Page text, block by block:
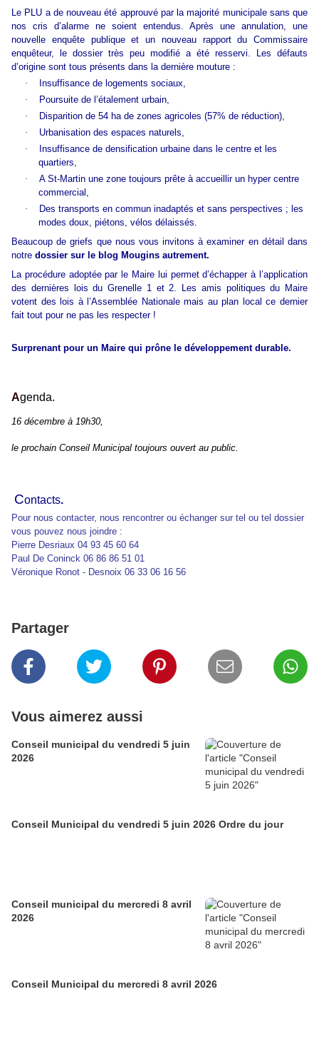
Le PLU a de nouveau été approuvé par la majorité municipale sans que
nos cris d’alarme ne soient entendus. Après une annulation, une
nouvelle enquête publique et un nouveau rapport du Commissaire
enquêteur, le dossier très peu modifié a été resservi. Les défauts
d’origine sont tous présents dans la dernière mouture :
·
Insuffisance de logements sociaux,
·
Poursuite de l’étalement urbain,
·
Disparition de 54 ha de zones agricoles (57% de réduction),
·
Urbanisation des espaces naturels,
·
Insuffisance de densification urbaine dans le centre et les
quartiers,
·
A St-Martin une zone toujours prête à accueillir un hyper centre
commercial,
·
Des transports en commun inadaptés et sans perspectives ; les
modes doux, piétons, vélos délaissés.
Beaucoup de griefs que nous vous invitons à examiner en détail dans
notre dossier sur le blog Mougins autrement.
La procédure adoptée par le Maire lui permet d’échapper à l’application
des dernières lois du Grenelle 1 et 2. Les amis politiques du Maire
votent des lois à l’Assemblée Nationale mais au plan local ce dernier
fait tout pour ne pas les respecter !
Surprenant pour un Maire qui prône le développement durable.
Agenda.
16 décembre à 19h30,
le prochain Conseil Municipal toujours ouvert au public.
Contacts.
Pour nous contacter, nous rencontrer ou échanger sur tel ou tel dossier
vous pouvez nous joindre :
Pierre Desriaux 04 93 45 60 64
Paul De Coninck 06 86 86 51 01
Véronique Ronot - Desnoix 06 33 06 16 56
Partager
Vous aimerez aussi
Conseil municipal du vendredi 5 juin
2026
Conseil Municipal du vendredi 5 juin 2026 Ordre du jour
Conseil municipal du mercredi 8 avril
2026
Conseil Municipal du mercredi 8 avril 2026